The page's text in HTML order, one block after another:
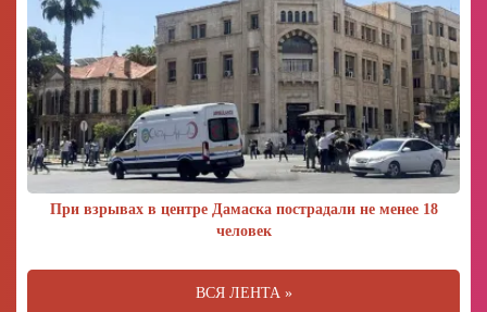
При взрывах в центре Дамаска пострадали не менее 18
человек
ВСЯ ЛЕНТА »